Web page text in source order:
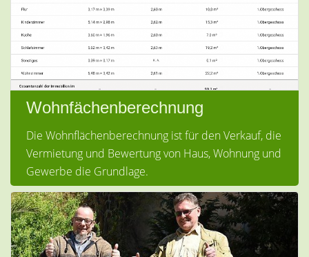
Wohnfächenberechnung
Die Wohnflächenberechnung ist für den Verkauf, die
Vermietung und Bewertung von Haus, Wohnung und
Gewerbe die Grundlage.